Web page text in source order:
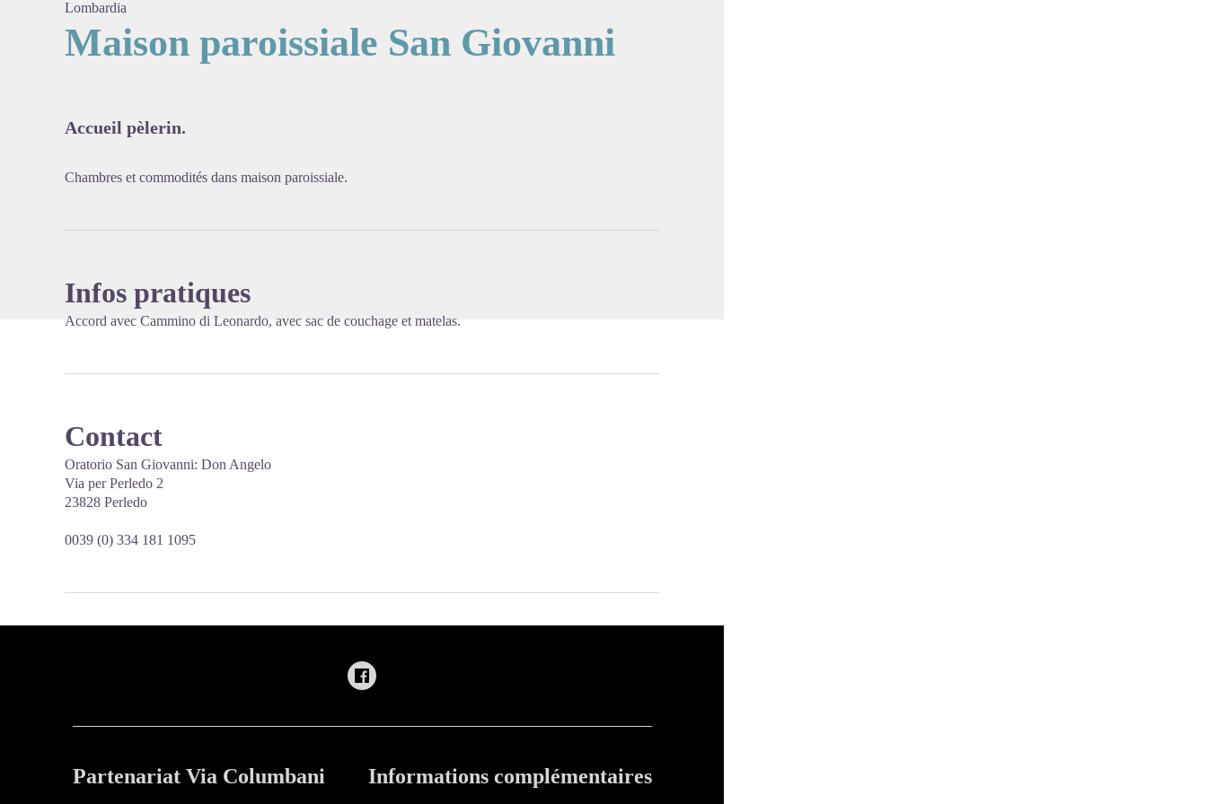
Lombardia
Maison paroissiale San Giovanni
Accueil pèlerin.
Chambres et commodités dans maison paroissiale.
Infos pratiques
Accord avec Cammino di Leonardo, avec sac de couchage et matelas.
Contact
Oratorio San Giovanni: Don Angelo
Via per Perledo 2
23828 Perledo
0039 (0) 334 181 1095
Partenariat Via Columbani Informations complémentaires